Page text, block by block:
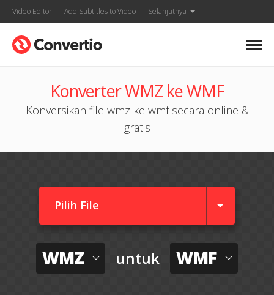
Video Editor Add Subtitles to Video Selanjutnya
Konverter WMZ ke WMF
Konversikan file wmz ke wmf secara online &
gratis
Pilih File
WMZ untuk WMF